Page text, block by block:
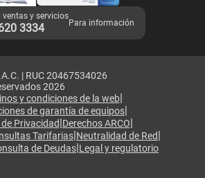
ventas y servicios
3334 Para información
| RUC 20467534026
2026
y condiciones de la web|
de garantía de equipos|
Privacidad|Derechos ARCO|
Tarifarias|Neutralidad de Red|
de Deudas|Legal y regulatorio